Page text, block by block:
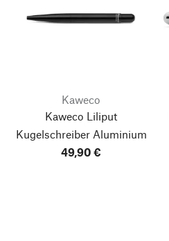
Kaweco
Kaweco Liliput
Kugelschreiber Aluminium
49,90 €